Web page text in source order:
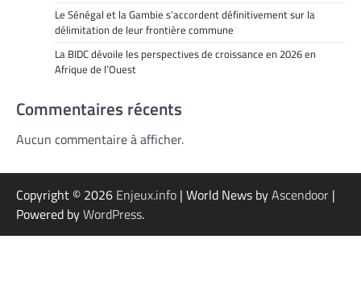
Le Sénégal et la Gambie s’accordent définitivement sur la
délimitation de leur frontière commune
La BIDC dévoile les perspectives de croissance en 2026 en
Afrique de l’Ouest
Commentaires récents
Aucun commentaire à afficher.
Copyright © 2026 Enjeux.info | World News byAscendoor |
Powered byWordPress.